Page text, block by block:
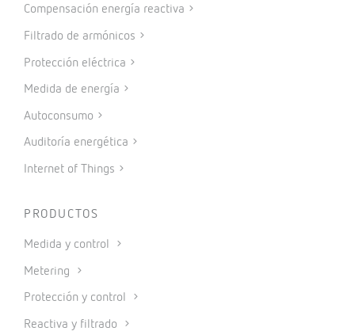
Compensación energía reactiva
Filtrado de armónicos
Protección eléctrica
Medida de energía
Autoconsumo
Auditoría energética
Internet of Things
PRODUCTOS
Medida y control
Metering
Protección y control
Reactiva y filtrado